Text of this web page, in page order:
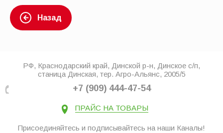
Назад
РФ, Краснодарский край, Динской р-н, Динское с/п,
станица Динская, тер. Агро-Альянс, 2005/5
+7 (909) 444-47-54
ПРАЙС НА ТОВАРЫ
Присоединяйтесь и подписывайтесь на наши Каналы!